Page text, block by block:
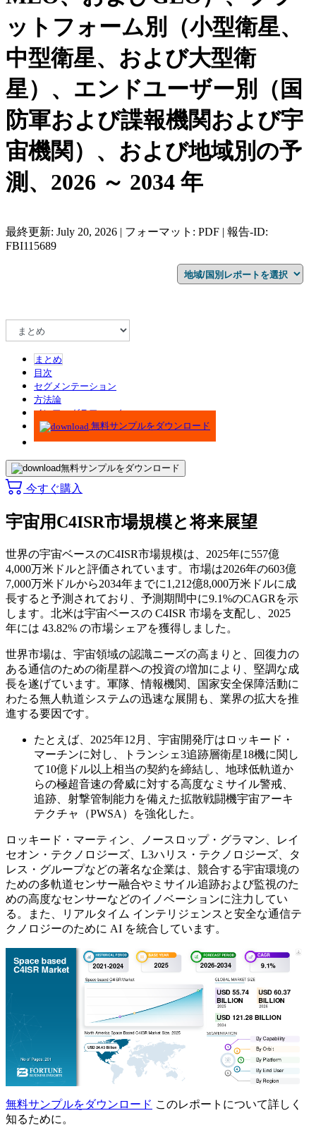
ットフォーム別（小型衛星、
中型衛星、および大型衛
星）、エンドユーザー別（国
防軍および諜報機関および宇
宙機関）、および地域別の予
測、2026 ～ 2034 年
最終更新: July 20, 2026 | フォーマット: PDF | 報告-ID:
FBI115689
まとめ
目次
セグメンテーション
方法論
インフォグラフィック
無料サンプルをダウンロード
無料サンプルをダウンロード
今すぐ購入
宇宙用C4ISR市場規模と将来展望
世界の宇宙ベースのC4ISR市場規模は、2025年に557億
4,000万米ドルと評価されています。市場は2026年の603億
7,000万米ドルから2034年までに1,212億8,000万米ドルに成
長すると予測されており、予測期間中に9.1%のCAGRを示
します。北米は宇宙ベースの C4ISR 市場を支配し、2025
年には 43.82% の市場シェアを獲得しました。
世界市場は、宇宙領域の認識ニーズの高まりと、回復力の
ある通信のための衛星群への投資の増加により、堅調な成
長を遂げています。軍隊、情報機関、国家安全保障活動に
わたる無人軌道システムの迅速な展開も、業界の拡大を推
進する要因です。
たとえば、2025年12月、宇宙開発庁はロッキード・
マーチンに対し、トランシェ3追跡層衛星18機に関し
て10億ドル以上相当の契約を締結し、地球低軌道か
らの極超音速の脅威に対する高度なミサイル警戒、
追跡、射撃管制能力を備えた拡散戦闘機宇宙アーキ
テクチャ（PWSA）を強化した。
ロッキード・マーティン、ノースロップ・グラマン、レイ
セオン・テクノロジーズ、L3ハリス・テクノロジーズ、タ
レス・グループなどの著名な企業は、競合する宇宙環境の
ための多軌道センサー融合やミサイル追跡および監視のた
めの高度なセンサーなどのイノベーションに注力してい
る。また、リアルタイム インテリジェンスと安全な通信テ
クノロジーのために AI を統合しています。
無料サンプルをダウンロード このレポートについて詳しく
知るために。